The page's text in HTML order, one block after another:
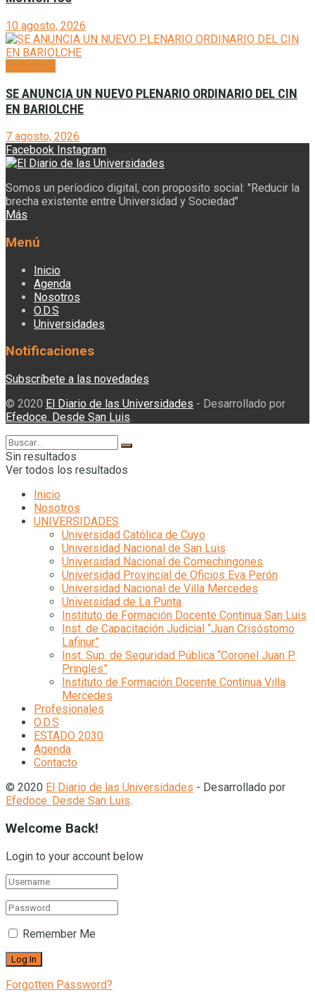
10 agosto, 2026
SE ANUNCIA UN NUEVO PLENARIO ORDINARIO DEL CIN
EN BARIOLCHE
7 agosto, 2026
Facebook Instagram
Somos un períodico digital, con proposito social: "Reducir la
brecha existente entre Universidad y Sociedad"
Más
Menú
Inicio
Agenda
Nosotros
O.D.S
Universidades
Notificaciones
Subscríbete a las novedades
© 2020 El Diario de las Universidades - Desarrollado por
Efedoce. Desde San Luis.
Sin resultados
Ver todos los resultados
Inicio
Nosotros
UNIVERSIDADES
Universidad Católica de Cuyo
Universidad Nacional de San Luis
Universidad Nacional de Comechingones
Universidad Provincial de Oficios Eva Perón
Universidad Nacional de Villa Mercedes
Universidad de La Punta
Instituto de Formación Docente Continua San Luis
Inst. de Capacitación Judicial “Juan Crisóstomo
Lafinur”
Inst. Sup. de Seguridad Pública “Coronel Juan P.
Pringles”
Instituto de Formación Docente Continua Villa
Mercedes
Profesionales
O.D.S
ESTADO 2030
Agenda
Contacto
© 2020 El Diario de las Universidades - Desarrollado por
Efedoce. Desde San Luis.
Welcome Back!
Login to your account below
Remember Me
Forgotten Password?